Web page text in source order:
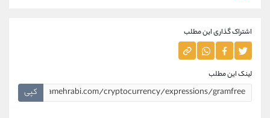
اشتراک گذاری این مطلب
لینک این مطلب
کپی